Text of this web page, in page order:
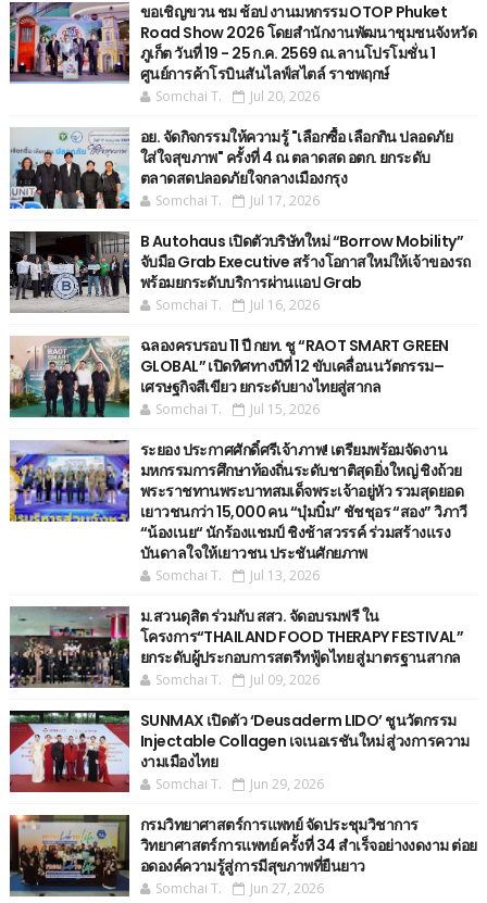
ขอเชิญขวน ชม ช้อป งานมหกรรม OTOP Phuket
Road Show 2026 โดยสำนักงานพัฒนาชุมชนจังหวัด
ภูเก็ต วันที่ 19 - 25 ก.ค. 2569 ณ.ลานโปรโมชั่น 1
ศูนย์การค้าโรบินสันไลฟ์สไตล์ ราชพฤกษ์
Somchai T. Jul 20, 2026
อย. จัดกิจกรรมให้ความรู้ "เลือกซื้อ เลือกกิน ปลอดภัย
ใส่ใจสุขภาพ" ครั้งที่ 4 ณ ตลาดสด อตก. ยกระดับ
ตลาดสดปลอดภัยใจกลางเมืองกรุง
Somchai T. Jul 17, 2026
B Autohaus เปิดตัวบริษัทใหม่ “Borrow Mobility”
จับมือ Grab Executive สร้างโอกาสใหม่ให้เจ้าของรถ
พร้อมยกระดับบริการผ่านแอป Grab
Somchai T. Jul 16, 2026
ฉลองครบรอบ 11 ปี กยท. ชู “RAOT SMART GREEN
GLOBAL” เปิดทิศทางปีที่ 12 ขับเคลื่อนนวัตกรรม–
เศรษฐกิจสีเขียว ยกระดับยางไทยสู่สากล
Somchai T. Jul 15, 2026
ระยอง ประกาศศักดิ์ศรีเจ้าภาพ! เตรียมพร้อมจัดงาน
มหกรรมการศึกษาท้องถิ่นระดับชาติสุดยิ่งใหญ่ ชิงถ้วย
พระราชทานพระบาทสมเด็จพระเจ้าอยู่หัว รวมสุดยอด
เยาวชนกว่า 15,000 คน “บุ๋มบิ๋ม” ชัชชุอร “สอง” วิภาวี
“น้องเนย“ นักร้องแชมป์ ชิงช้าสวรรค์ ร่วมสร้างแรง
บันดาลใจให้เยาวชน ประชันศักยภาพ
Somchai T. Jul 13, 2026
ม.สวนดุสิต ร่วมกับ สสว. จัดอบรมฟรี ใน
โครงการ“THAILAND FOOD THERAPY FESTIVAL”
ยกระดับผู้ประกอบการสตรีทฟู้ดไทย สู่มาตรฐานสากล
Somchai T. Jul 09, 2026
SUNMAX เปิดตัว ‘Deusaderm LIDO’ ชูนวัตกรรม
Injectable Collagen เจเนอเรชันใหม่ สู่วงการความ
งามเมืองไทย
Somchai T. Jun 29, 2026
กรมวิทยาศาสตร์การแพทย์ จัดประชุมวิชาการ
วิทยาศาสตร์การแพทย์ ครั้งที่ 34 สำเร็จอย่างงดงาม ต่อย
อดองค์ความรู้สู่การมีสุขภาพที่ยืนยาว
Somchai T. Jun 27, 2026